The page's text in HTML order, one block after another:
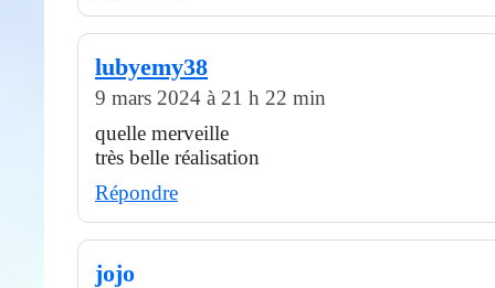
lubyemy38
9 mars 2024 à 21 h 22 min
quelle merveille
très belle réalisation
Répondre
jojo